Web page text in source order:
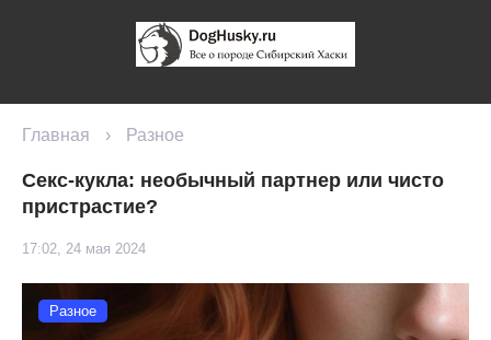
Главная › Разное
Секс-кукла: необычный партнер или чисто
пристрастие?
17:02, 24 мая 2024
Разное